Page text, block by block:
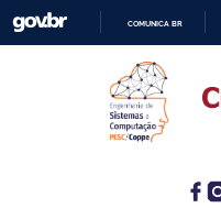
COMUNICA BR